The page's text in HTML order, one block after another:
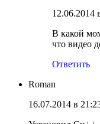
12.06.2014
В какой
что видео
Ответить
Roman
16.07.2014 в